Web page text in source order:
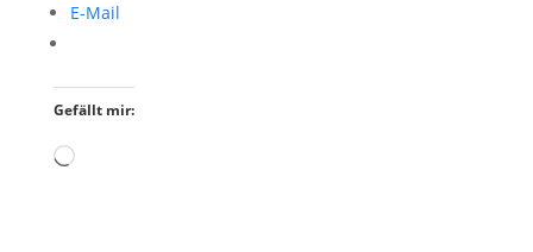
E-Mail
Gefällt mir:
Wird